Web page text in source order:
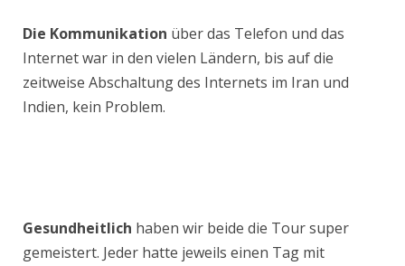
Die Kommunikation über das Telefon und das
Internet war in den vielen Ländern, bis auf die
zeitweise Abschaltung des Internets im Iran und
Indien, kein Problem.
Gesundheitlich haben wir beide die Tour super
gemeistert. Jeder hatte jeweils einen Tag mit